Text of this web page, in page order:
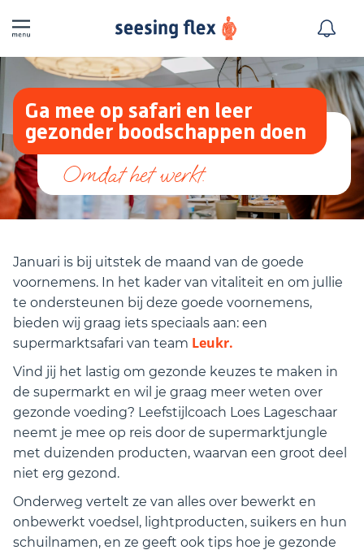
Ga mee op safari en leer
gezonder boodschappen doen
Januari is bij uitstek de maand van de goede
voornemens. In het kader van vitaliteit en om jullie
te ondersteunen bij deze goede voornemens,
bieden wij graag iets speciaals aan: een
supermarktsafari van team Leukr.
Vind jij het lastig om gezonde keuzes te maken in
de supermarkt en wil je graag meer weten over
gezonde voeding? Leefstijlcoach Loes Lageschaar
neemt je mee op reis door de supermarktjungle
met duizenden producten, waarvan een groot deel
niet erg gezond.
Onderweg vertelt ze van alles over bewerkt en
onbewerkt voedsel, lightproducten, suikers en hun
schuilnamen, en ze geeft ook tips hoe je gezonde